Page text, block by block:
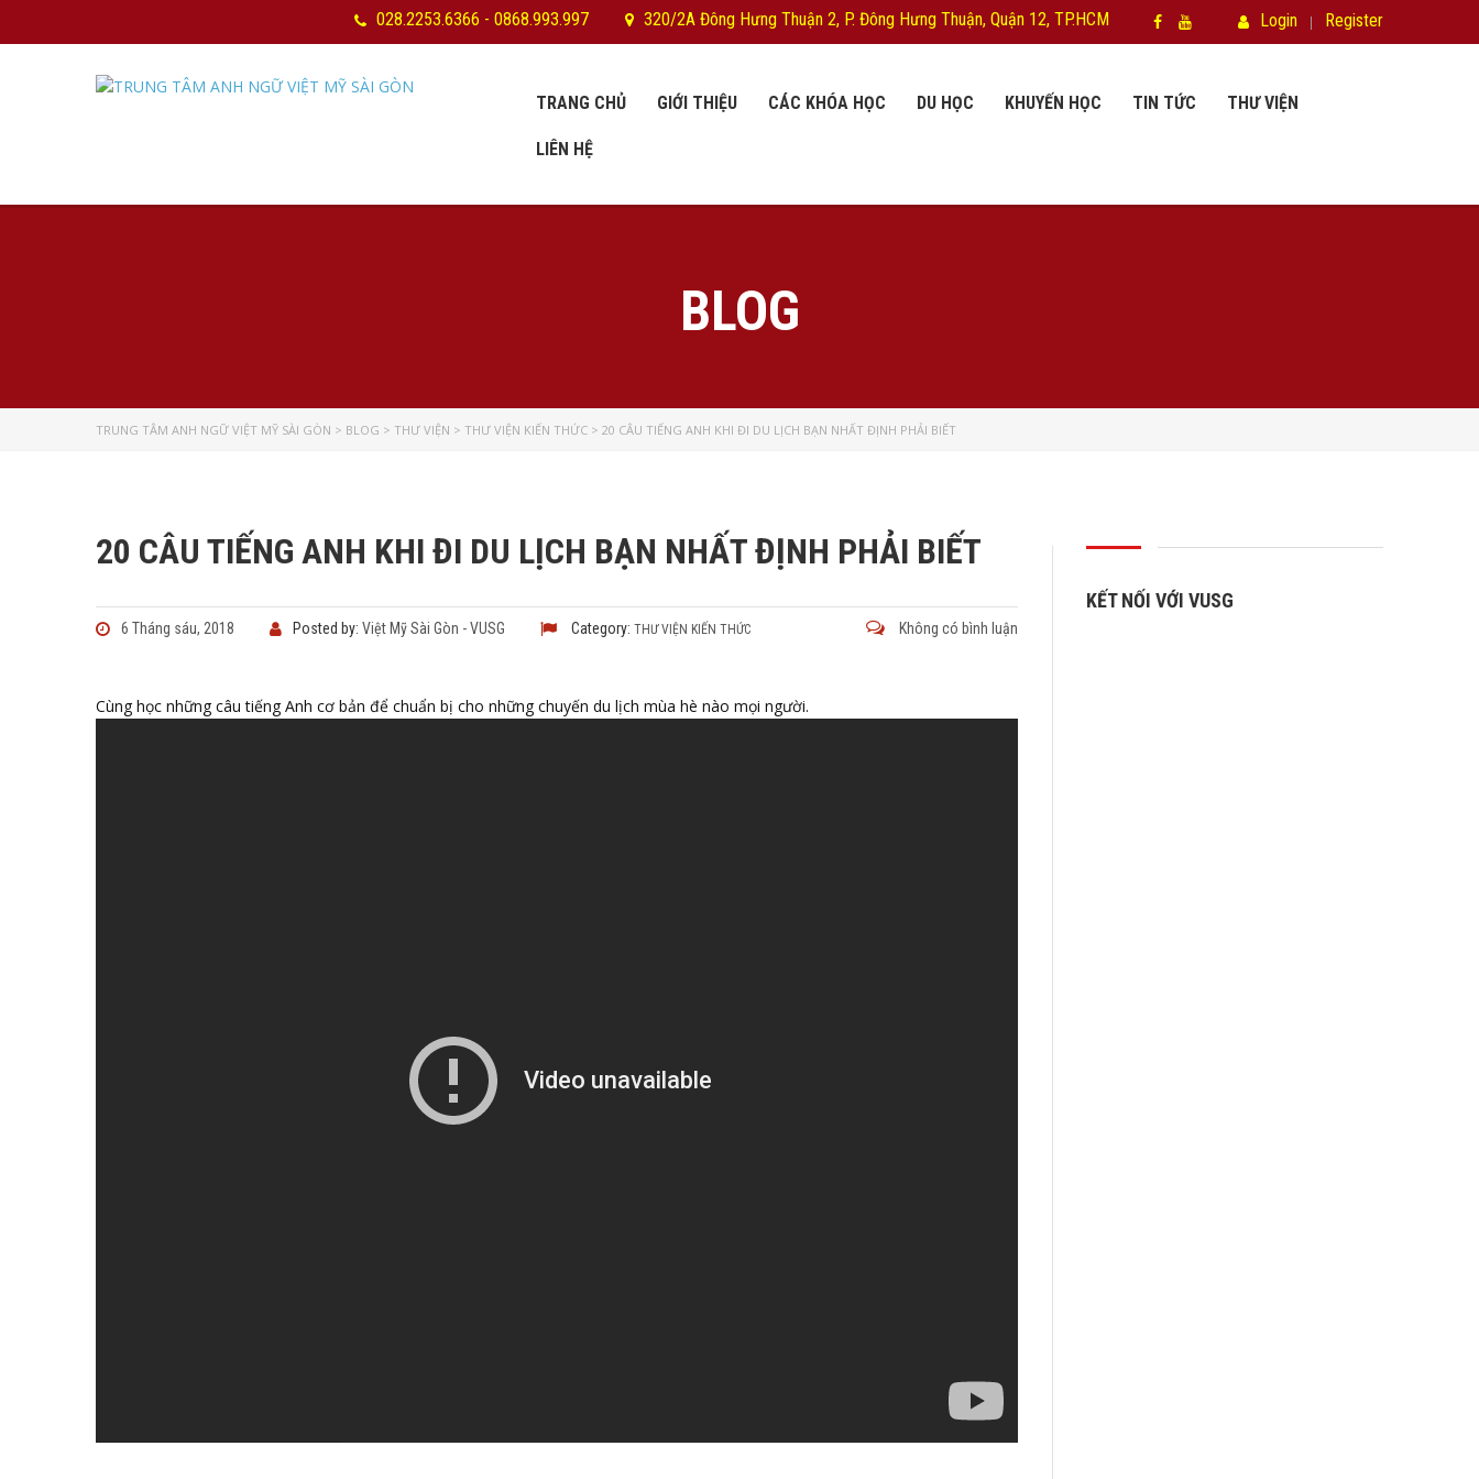
Login Register
320/2A Đông Hưng Thuận 2, P. Đông Hưng Thuận, Quận 12, TP.HCM
028.2253.6366 - 0868.993.997
TRANG CHỦ GIỚI THIỆU CÁC KHÓA HỌC DU HỌC KHUYẾN HỌC TIN TỨC THƯ VIỆN
LIÊN HỆ
BLOG
TRUNG TÂM ANH NGỮ VIỆT MỸ SÀI GÒN > BLOG > THƯ VIỆN > THƯ VIỆN KIẾN THỨC > 20 CÂU TIẾNG ANH KHI ĐI DU LỊCH BẠN NHẤT ĐỊNH PHẢI BIẾT
20 CÂU TIẾNG ANH KHI ĐI DU LỊCH BẠN NHẤT ĐỊNH PHẢI BIẾT
6 Tháng sáu, 2018 Posted by: Việt Mỹ Sài Gòn - VUSG Category: THƯ VIỆN KIẾN THỨC Không có bình luận
Cùng học những câu tiếng Anh cơ bản để chuẩn bị cho những chuyến du lịch mùa hè nào mọi người.
KẾT NỐI VỚI VUSG